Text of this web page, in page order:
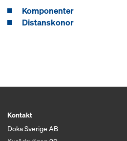
Komponenter
Distanskonor
Kontakt
Doka Sverige AB